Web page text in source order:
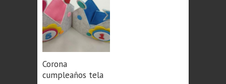
Corona
cumpleaños tela